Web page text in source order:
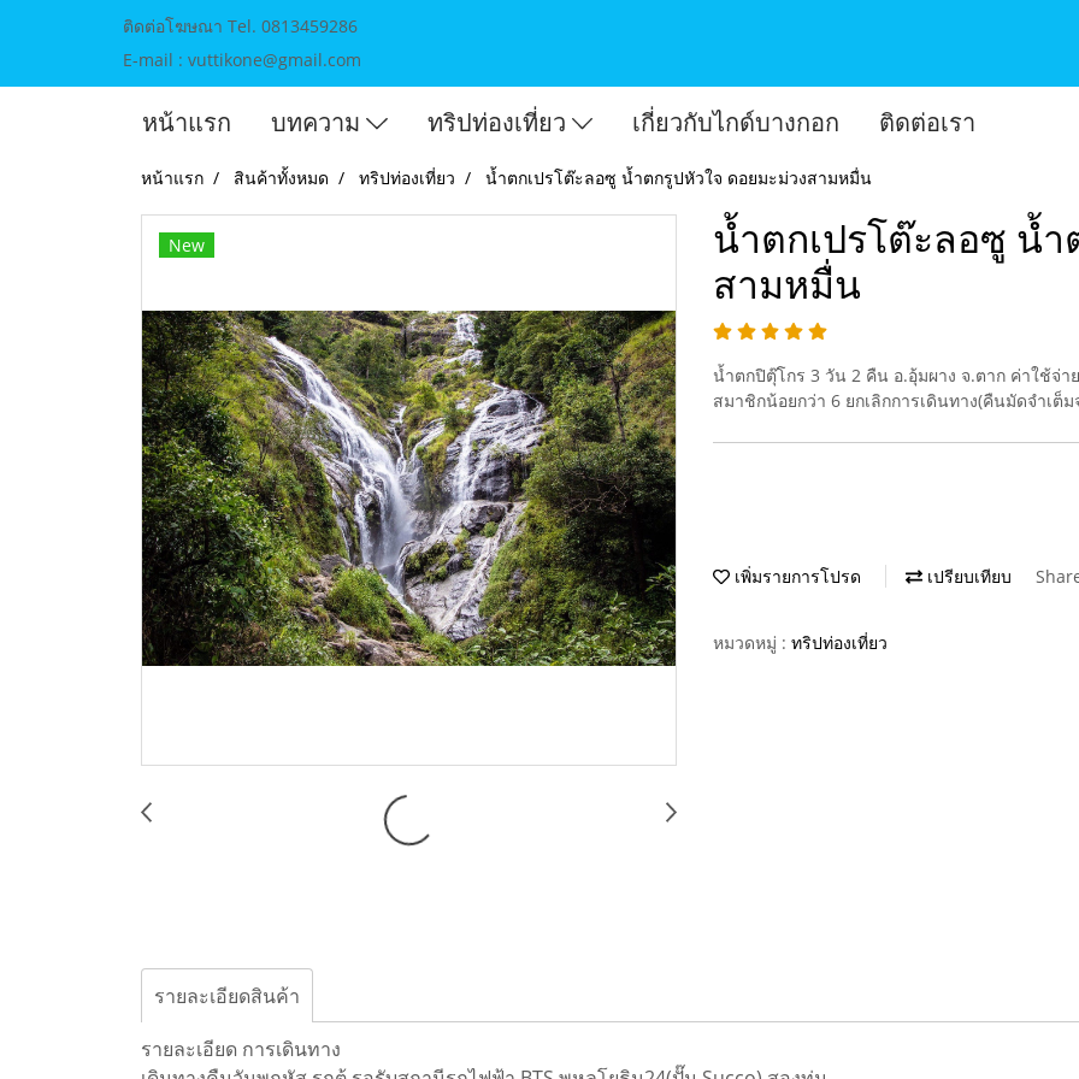
ติดต่อโฆษณา Tel. 0813459286
E-mail : vuttikone@gmail.com
หน้าแรก บทความ ทริปท่องเที่ยว เกี่ยวกับไกด์บางกอก ติดต่อเรา
หน้าแรก สินค้าทั้งหมด ทริปท่องเที่ยว น้ำตกเปรโต๊ะลอซู น้ำตกรูปหัวใจ ดอยมะม่วงสามหมื่น
New
น้ำตกเปรโต๊ะลอซู น้
สามหมื่น
น้ำตกปิตุ๊โกร 3 วัน 2 คืน อ.อุ้มผาง จ.ตาก ค่าใช้จ่
สมาชิกน้อยกว่า 6 ยกเลิกการเดินทาง(คืนมัดจำเต็
เพิ่มรายการโปรด เปรียบเทียบ
หมวดหมู่ : ทริปท่องเที่ยว
รายละเอียดสินค้า
รายละเอียด การเดินทาง